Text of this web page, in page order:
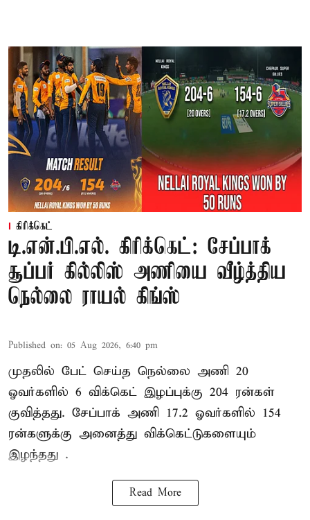
கிரிக்கெட்
டி.என்.பி.எல். கிரிக்கெட்: சேப்பாக்
சூப்பர் கில்லிஸ் அணியை வீழ்த்திய
நெல்லை ராயல் கிங்ஸ்
Published on: 05 Aug 2026, 6:40 pm
முதலில் பேட் செய்த நெல்லை அணி 20
ஓவர்களில் 6 விக்கெட் இழப்புக்கு 204 ரன்கள்
குவித்தது. சேப்பாக் அணி 17.2 ஓவர்களில் 154
ரன்களுக்கு அனைத்து விக்கெட்டுகளையும்
இழந்தது .
Read More